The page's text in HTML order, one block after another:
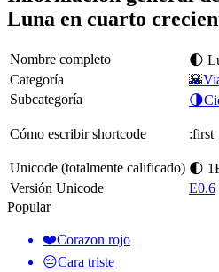
Luna en cuarto
Nombre completo
🌓
Categoría
Subcategoría
Cómo escribir shortcode
Unicode (totalmente calificado) 🌓
Versión Unicode
E0.6
Popular
❤️Corazon rojo
😔Cara triste